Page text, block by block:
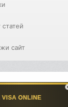
статей
сайт